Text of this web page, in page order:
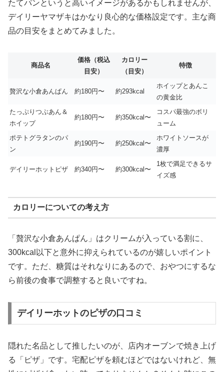
たてパンというと高いイメージがあるかもしれませんが、
デイリーヤマザキはかなり良心的な価格設定です。主な商
品の目安をまとめてみました。
商品名
価格（税込
目安）
カロリー
（目安）
特徴
贅沢な小倉あんぱん 約180円〜 約293kcal
ホイップとあんこ
の黄金比
たっぷりつぶあん＆
ホイップ
約180円〜 約350kcal〜
コスパ最強のボリ
ューム
ポテトグラタンのパ
ン
約190円〜 約250kcal〜
ホワイトソースが
濃厚
デイリーホットピザ 約340円〜 約300kcal〜
1枚で満足できるサ
イズ感
カロリーについての考え方
「贅沢な小倉あんぱん」はクリームが入っている割に、
300kcal以下と意外に抑えられているのが嬉しいポイント
です。ただ、糖質はそれなりにあるので、おやつにするな
ら前後の食事で調整すると良いですね。
デイリーホットのピザの口コミ
隠れた名品として推したいのが、店内オーブンで焼き上げ
る「ピザ」です。宅配ピザを頼むほどではないけれど、無